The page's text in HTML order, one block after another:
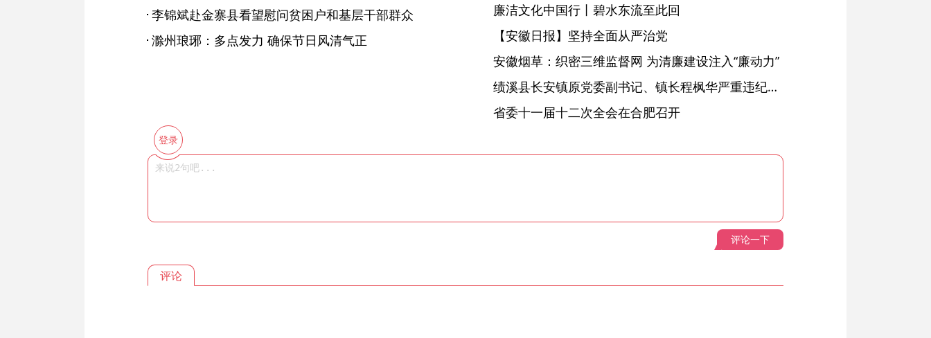
李锦斌赴金寨县看望慰问贫困户和基层干部群众
滁州琅琊：多点发力 确保节日风清气正
廉洁文化中国行丨碧水东流至此回
【安徽日报】坚持全面从严治党
安徽烟草：织密三维监督网 为清廉建设注入“廉动力”
绩溪县长安镇原党委副书记、镇长程枫华严重违纪违法被开除党籍和公职
省委十一届十二次全会在合肥召开
登录
评论一下
评论